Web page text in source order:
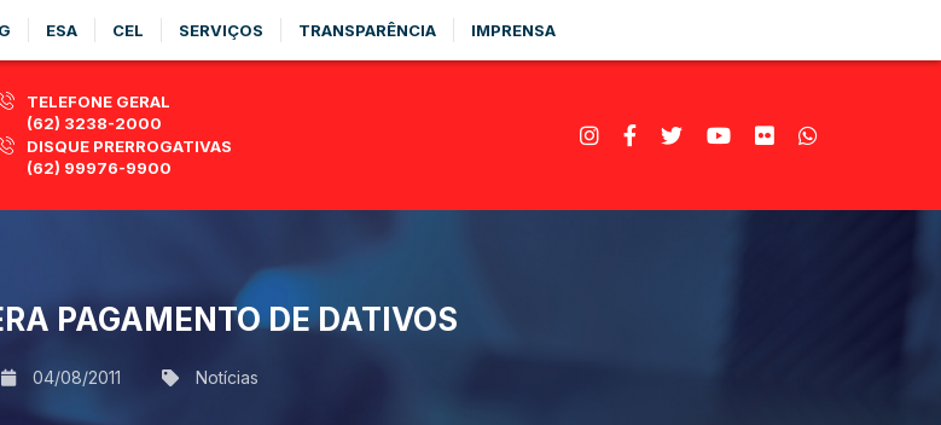
ESA CEL SERVIÇOS TRANSPARÊNCIA IMPRENSA
TELEFONE GERAL
(62) 3238-2000
DISQUE PRERROGATIVAS
(62) 99976-9900
PAGAMENTO DE DATIVOS
04/08/2011 Notícias